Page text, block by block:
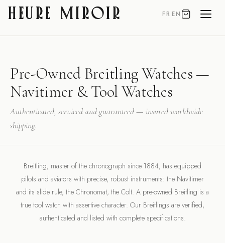
HEURE MIROIR FR EN
Pre-Owned Breitling Watches —
Navitimer & Tool Watches
Authenticated, serviced and guaranteed — insured worldwide
shipping.
Breitling, master of the chronograph since 1884, has equipped
pilots and aviators with precise, robust instruments: the Navitimer
and its slide rule, the Chronomat, the Colt. A pre-owned Breitling is a
true tool watch with assertive character. Our Breitlings are verified,
authenticated and listed with complete specifications.